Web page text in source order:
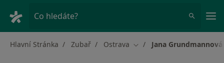
Co hledáte?
Hlavní Stránka Zubař Ostrava Změna města
Jana Grundmannová